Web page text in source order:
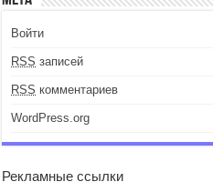
Войти
RSS записей
RSS комментариев
WordPress.org
Рекламные ссылки